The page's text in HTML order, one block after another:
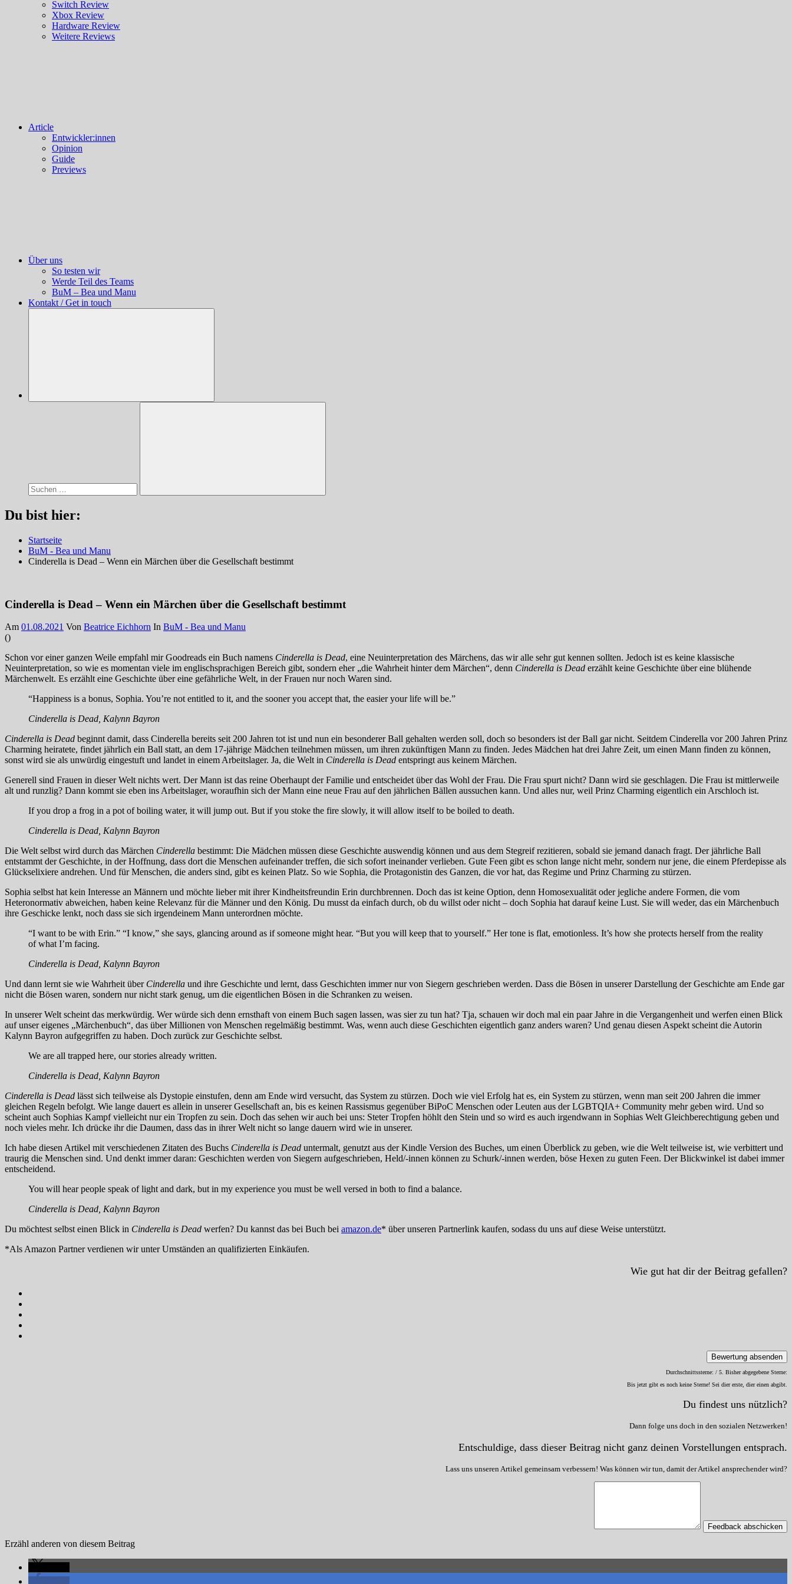
Switch Review
Xbox Review
Hardware Review
Weitere Reviews
Article
Entwickler:innen
Opinion
Guide
Previews
Über uns
So testen wir
Werde Teil des Teams
BuM – Bea und Manu
Kontakt / Get in touch
Suchen
Du bist hier:
Startseite
BuM - Bea und Manu
Cinderella is Dead – Wenn ein Märchen über die Gesellschaft bestimmt
Cinderella is Dead – Wenn ein Märchen über die Gesellschaft bestimmt
Am 01.08.2021 Von Beatrice Eichhorn In BuM - Bea und Manu
()
Schon vor einer ganzen Weile empfahl mir Goodreads ein Buch namens Cinderella is Dead, eine Neuinterpretation des Märchens, das wir alle sehr gut kennen sollten. Jedoch ist es keine klassische
Neuinterpretation, so wie es momentan viele im englischsprachigen Bereich gibt, sondern eher „die Wahrheit hinter dem Märchen“, denn Cinderella is Dead erzählt keine Geschichte über eine blühende
Märchenwelt. Es erzählt eine Geschichte über eine gefährliche Welt, in der Frauen nur noch Waren sind.
“Happiness is a bonus, Sophia. You’re not entitled to it, and the sooner you accept that, the easier your life will be.”
Cinderella is Dead, Kalynn Bayron
Cinderella is Dead beginnt damit, dass Cinderella bereits seit 200 Jahren tot ist und nun ein besonderer Ball gehalten werden soll, doch so besonders ist der Ball gar nicht. Seitdem Cinderella vor 200 Jahren Prinz
Charming heiratete, findet jährlich ein Ball statt, an dem 17-jährige Mädchen teilnehmen müssen, um ihren zukünftigen Mann zu finden. Jedes Mädchen hat drei Jahre Zeit, um einen Mann finden zu können,
sonst wird sie als unwürdig eingestuft und landet in einem Arbeitslager. Ja, die Welt in Cinderella is Dead entspringt aus keinem Märchen.
Generell sind Frauen in dieser Welt nichts wert. Der Mann ist das reine Oberhaupt der Familie und entscheidet über das Wohl der Frau. Die Frau spurt nicht? Dann wird sie geschlagen. Die Frau ist mittlerweile
alt und runzlig? Dann kommt sie eben ins Arbeitslager, woraufhin sich der Mann eine neue Frau auf den jährlichen Bällen aussuchen kann. Und alles nur, weil Prinz Charming eigentlich ein Arschloch ist.
If you drop a frog in a pot of boiling water, it will jump out. But if you stoke the fire slowly, it will allow itself to be boiled to death.
Cinderella is Dead, Kalynn Bayron
Die Welt selbst wird durch das Märchen Cinderella bestimmt: Die Mädchen müssen diese Geschichte auswendig können und aus dem Stegreif rezitieren, sobald sie jemand danach fragt. Der jährliche Ball
entstammt der Geschichte, in der Hoffnung, dass dort die Menschen aufeinander treffen, die sich sofort ineinander verlieben. Gute Feen gibt es schon lange nicht mehr, sondern nur jene, die einem Pferdepisse als
Glückselixiere andrehen. Und für Menschen, die anders sind, gibt es keinen Platz. So wie Sophia, die Protagonistin des Ganzen, die vor hat, das Regime und Prinz Charming zu stürzen.
Sophia selbst hat kein Interesse an Männern und möchte lieber mit ihrer Kindheitsfreundin Erin durchbrennen. Doch das ist keine Option, denn Homosexualität oder jegliche andere Formen, die vom
Heteronormativ abweichen, haben keine Relevanz für die Männer und den König. Du musst da einfach durch, ob du willst oder nicht – doch Sophia hat darauf keine Lust. Sie will weder, das ein Märchenbuch
ihre Geschicke lenkt, noch dass sie sich irgendeinem Mann unterordnen möchte.
“I want to be with Erin.” “I know,” she says, glancing around as if someone might hear. “But you will keep that to yourself.” Her tone is flat, emotionless. It’s how she protects herself from the reality
of what I’m facing.
Cinderella is Dead, Kalynn Bayron
Und dann lernt sie wie Wahrheit über Cinderella und ihre Geschichte und lernt, dass Geschichten immer nur von Siegern geschrieben werden. Dass die Bösen in unserer Darstellung der Geschichte am Ende gar
nicht die Bösen waren, sondern nur nicht stark genug, um die eigentlichen Bösen in die Schranken zu weisen.
In unserer Welt scheint das merkwürdig. Wer würde sich denn ernsthaft von einem Buch sagen lassen, was sier zu tun hat? Tja, schauen wir doch mal ein paar Jahre in die Vergangenheit und werfen einen Blick
auf unser eigenes „Märchenbuch“, das über Millionen von Menschen regelmäßig bestimmt. Was, wenn auch diese Geschichten eigentlich ganz anders waren? Und genau diesen Aspekt scheint die Autorin
Kalynn Bayron aufgegriffen zu haben. Doch zurück zur Geschichte selbst.
We are all trapped here, our stories already written.
Cinderella is Dead, Kalynn Bayron
Cinderella is Dead lässt sich teilweise als Dystopie einstufen, denn am Ende wird versucht, das System zu stürzen. Doch wie viel Erfolg hat es, ein System zu stürzen, wenn man seit 200 Jahren die immer
gleichen Regeln befolgt. Wie lange dauert es allein in unserer Gesellschaft an, bis es keinen Rassismus gegenüber BiPoC Menschen oder Leuten aus der LGBTQIA+ Community mehr geben wird. Und so
scheint auch Sophias Kampf vielleicht nur ein Tropfen zu sein. Doch das sehen wir auch bei uns: Steter Tropfen höhlt den Stein und so wird es auch irgendwann in Sophias Welt Gleichberechtigung geben und
noch vieles mehr. Ich drücke ihr die Daumen, dass das in ihrer Welt nicht so lange dauern wird wie in unserer.
Ich habe diesen Artikel mit verschiedenen Zitaten des Buchs Cinderella is Dead untermalt, genutzt aus der Kindle Version des Buches, um einen Überblick zu geben, wie die Welt teilweise ist, wie verbittert und
traurig die Menschen sind. Und denkt immer daran: Geschichten werden von Siegern aufgeschrieben, Held/-innen können zu Schurk/-innen werden, böse Hexen zu guten Feen. Der Blickwinkel ist dabei immer
entscheidend.
You will hear people speak of light and dark, but in my experience you must be well versed in both to find a balance.
Cinderella is Dead, Kalynn Bayron
Du möchtest selbst einen Blick in Cinderella is Dead werfen? Du kannst das bei Buch bei amazon.de* über unseren Partnerlink kaufen, sodass du uns auf diese Weise unterstützt.
*Als Amazon Partner verdienen wir unter Umständen an qualifizierten Einkäufen.
Wie gut hat dir der Beitrag gefallen?
Bewertung absenden
Durchschnittssterne: / 5. Bisher abgegebene Sterne:
Bis jetzt gibt es noch keine Sterne! Sei dier erste, dier einen abgibt.
Du findest uns nützlich?
Dann folge uns doch in den sozialen Netzwerken!
Entschuldige, dass dieser Beitrag nicht ganz deinen Vorstellungen entsprach.
Lass uns unseren Artikel gemeinsam verbessern! Was können wir tun, damit der Artikel ansprechender wird?
Feedback abschicken
Erzähl anderen von diesem Beitrag